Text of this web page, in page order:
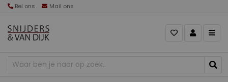
Bel ons Mail ons